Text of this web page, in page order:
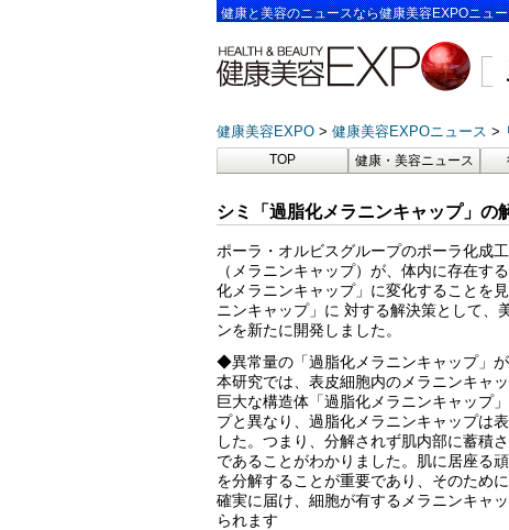
健康と美容のニュースなら健康美容EXPOニュ
健康美容EXPO 健康美容EXPOニュース
TOP 健康・美容ニュース
シミ「過脂化メラニンキャップ」の
ポーラ・オルビスグループのポーラ化成
（メラニンキャップ）が、体内に存在す
化メラニンキャップ」に変化することを
ニンキャップ」に 対する解決策として、
ンを新たに開発しました。
◆異常量の「過脂化メラニンキャップ」
本研究では、表皮細胞内のメラニンキャ
巨大な構造体「過脂化メラニンキャップ
プと異なり、過脂化メラニンキャップは
した。つまり、分解されず肌内部に蓄積
であることがわかりました。肌に居座る
を分解することが重要であり、そのため
確実に届け、細胞が有するメラニンキャ
られます